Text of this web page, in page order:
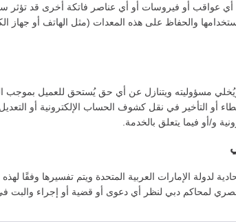
عواقب أو فيروسات أو أي عناصر فاتكة أخرى قد تؤثر
والحفاظ على هذه المعدات (مثل الهاتف أو جهاز
مسؤوليته ويتنازل عن أي حق يُستحق للعميل بموجب
أو التأخير في نقل كشوف الحساب الإلكترونية أو
و/أو فيما يتعلق بالخدمة.
لدولة الإمارات العربية المتحدة ويتم تفسيرها وفقًا
لمحاكم دبي لنظر أي دعوى أو قضية أو إجراء والبت